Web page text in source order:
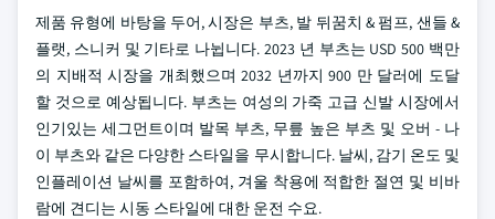
제품 유형에 바탕을 두어, 시장은 부츠, 발 뒤꿈치 & 펌프, 샌들 &
플랫, 스니커 및 기타로 나뉩니다. 2023 년 부츠는 USD 500 백만
의 지배적 시장을 개최했으며 2032 년까지 900 만 달러에 도달
할 것으로 예상됩니다. 부츠는 여성의 가죽 고급 신발 시장에서
인기있는 세그먼트이며 발목 부츠, 무릎 높은 부츠 및 오버 - 나
이 부츠와 같은 다양한 스타일을 무시합니다. 날씨, 감기 온도 및
인플레이션 날씨를 포함하여, 겨울 착용에 적합한 절연 및 비바
람에 견디는 시동 스타일에 대한 운전 수요.